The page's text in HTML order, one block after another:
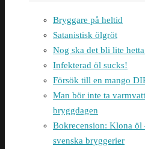
Bryggare på heltid
Satanistisk ölgröt
Nog ska det bli lite
Infekterad öl sucks!
Försök till en mango
Man bör inte ta
bryggdagen
Bokrecension: Klona öl
svenska bryggerier